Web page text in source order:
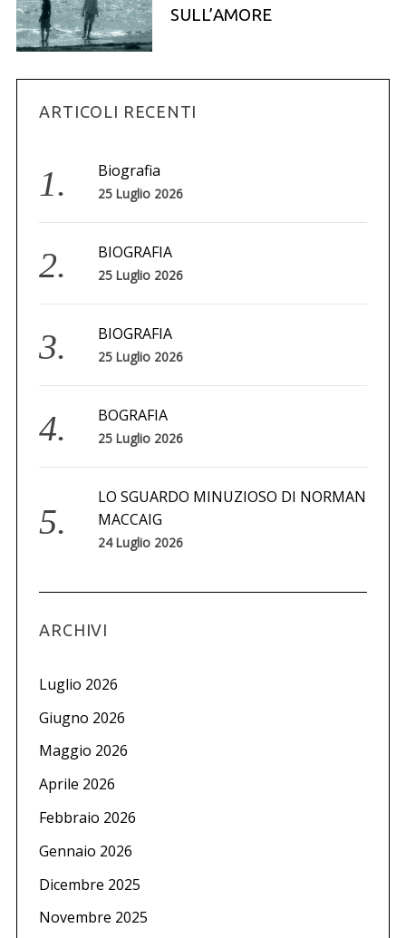
r
:
SULL’AMORE
ARTICOLI RECENTI
Biografia
25 Luglio 2026
BIOGRAFIA
25 Luglio 2026
BIOGRAFIA
25 Luglio 2026
BOGRAFIA
25 Luglio 2026
LO SGUARDO MINUZIOSO DI NORMAN
MACCAIG
24 Luglio 2026
ARCHIVI
Luglio 2026
Giugno 2026
Maggio 2026
Aprile 2026
Febbraio 2026
Gennaio 2026
Dicembre 2025
Novembre 2025